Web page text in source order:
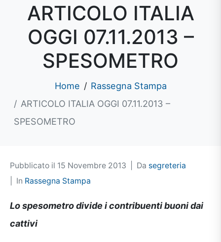
ARTICOLO ITALIA
OGGI 07.11.2013 –
SPESOMETRO
Home
Rassegna Stampa
ARTICOLO ITALIA OGGI 07.11.2013 –
SPESOMETRO
Pubblicato il 15 Novembre 2013 Da segreteria
In Rassegna Stampa
Lo spesometro divide i contribuenti buoni dai
cattivi